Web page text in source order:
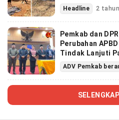
Headline 2
Pemkab dan
Perubahan
Tindak Lanjuti
ADV Pemkab